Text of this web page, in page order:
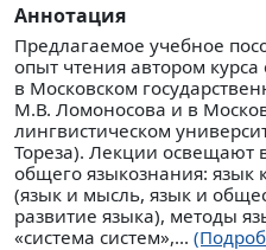
Аннотация
Предлагаемое учебное
опыт чтения автором
в Московском
М.В. Ломоносова и в
лингвистическом
Тореза). Лекции освещают
общего языкознания: язык
(язык и мысль, язык и
развитие языка), методы
«система систем»,...